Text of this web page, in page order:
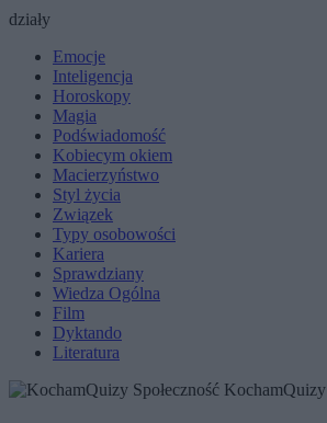
działy
Emocje
Inteligencja
Horoskopy
Magia
Podświadomość
Kobiecym okiem
Macierzyństwo
Styl życia
Związek
Typy osobowości
Kariera
Sprawdziany
Wiedza Ogólna
Film
Dyktando
Literatura
Społeczność KochamQuizy